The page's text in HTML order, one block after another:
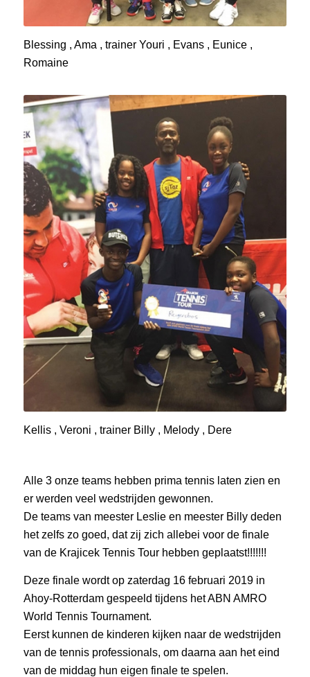
Blessing , Ama , trainer Youri , Evans , Eunice ,
Romaine
Kellis , Veroni , trainer Billy , Melody , Dere
Alle 3 onze teams hebben prima tennis laten zien en
er werden veel wedstrijden gewonnen.
De teams van meester Leslie en meester Billy deden
het zelfs zo goed, dat zij zich allebei voor de finale
van de Krajicek Tennis Tour hebben geplaatst!!!!!!!
Deze finale wordt op zaterdag 16 februari 2019 in
Ahoy-Rotterdam gespeeld tijdens het ABN AMRO
World Tennis Tournament.
Eerst kunnen de kinderen kijken naar de wedstrijden
van de tennis professionals, om daarna aan het eind
van de middag hun eigen finale te spelen.